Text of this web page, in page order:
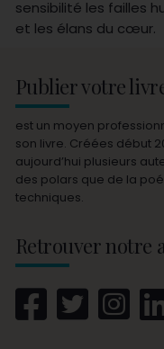
sensibilité les failles
et les élans du cœur.
Publier votre
est un moyen
son livre. Créées début
aujourd’hui plusieurs
des polars que de la
techniques.
Retrouver notre